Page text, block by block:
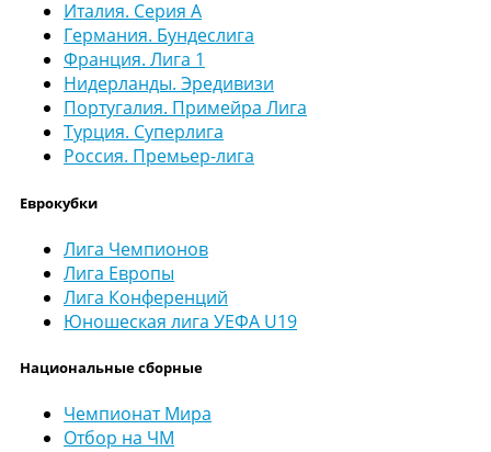
Италия. Серия А
Германия. Бундеслига
Франция. Лига 1
Нидерланды. Эредивизи
Португалия. Примейра Лига
Турция. Суперлига
Россия. Премьер-лига
Еврокубки
Лига Чемпионов
Лига Европы
Лига Конференций
Юношеская лига УЕФА U19
Национальные сборные
Чемпионат Мира
Отбор на ЧМ